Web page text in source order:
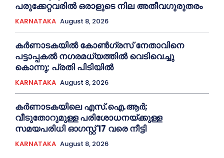
പരുക്കേറ്റവരില്‍ ഒരാളുടെ നില അതീവഗുരുതരം
KARNATAKA August 8, 2026
കർണാടകയിൽ കോണ്‍ഗ്രസ് നേതാവിനെ
പട്ടാപ്പകല്‍ നഗരമധ്യത്തില്‍ വെടിവെച്ചു
കൊന്നു; പ്രതി പിടിയില്‍
KARNATAKA August 8, 2026
കർണാടകയിലെ എസ്.ഐ.ആർ;
വീടുതോറുമുള്ള പരിശോധനയ്ക്കുള്ള
സമയപരിധി ഓഗസ്റ്റ് 17 വരെ നീട്ടി
KARNATAKA August 8, 2026